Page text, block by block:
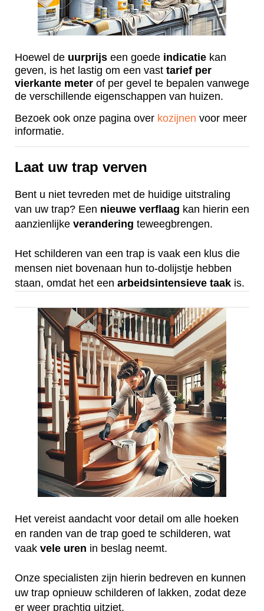
Hoewel de uurprijs een goede indicatie kan
geven, is het lastig om een vast tarief per
vierkante meter of per gevel te bepalen vanwege
de verschillende eigenschappen van huizen.
Bezoek ook onze pagina over kozijnen voor meer
informatie.
Laat uw trap verven
Bent u niet tevreden met de huidige uitstraling
van uw trap? Een nieuwe verflaag kan hierin een
aanzienlijke verandering teweegbrengen.
Het schilderen van een trap is vaak een klus die
mensen niet bovenaan hun to-dolijstje hebben
staan, omdat het een arbeidsintensieve taak is.
Het vereist aandacht voor detail om alle hoeken
en randen van de trap goed te schilderen, wat
vaak vele uren in beslag neemt.
Onze specialisten zijn hierin bedreven en kunnen
uw trap opnieuw schilderen of lakken, zodat deze
er weer prachtig uitziet.